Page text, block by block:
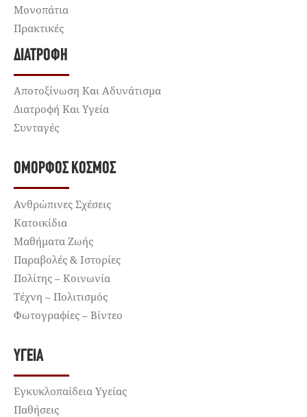
Μονοπάτια
Πρακτικές
ΔΙΑΤΡΟΦΉ
Αποτοξίνωση Και Αδυνάτισμα
Διατροφή Και Υγεία
Συνταγές
ΌΜΟΡΦΟΣ ΚΌΣΜΟΣ
Ανθρώπινες Σχέσεις
Κατοικίδια
Μαθήματα Ζωής
Παραβολές & Ιστορίες
Πολίτης – Κοινωνία
Τέχνη – Πολιτισμός
Φωτογραφίες – Βίντεο
ΥΓΕΊΑ
Εγκυκλοπαίδεια Υγείας
Παθήσεις